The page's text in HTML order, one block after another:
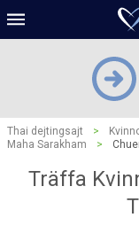
Thai dejtingsajt >
Maha Sarakham
>
Träffa